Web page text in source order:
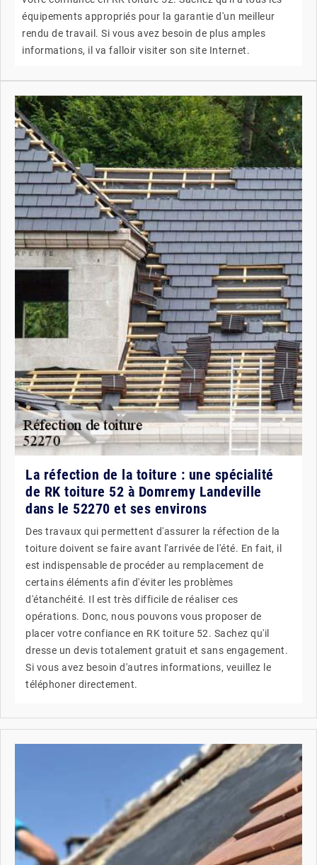
équipements appropriés pour la garantie d'un meilleur
rendu de travail. Si vous avez besoin de plus amples
informations, il va falloir visiter son site Internet.
La réfection de la toiture : une spécialité
de RK toiture 52 à Domremy Landeville
dans le 52270 et ses environs
Des travaux qui permettent d'assurer la réfection de la
toiture doivent se faire avant l'arrivée de l'été. En fait, il
est indispensable de procéder au remplacement de
certains éléments afin d'éviter les problèmes
d'étanchéité. Il est très difficile de réaliser ces
opérations. Donc, nous pouvons vous proposer de
placer votre confiance en RK toiture 52. Sachez qu'il
dresse un devis totalement gratuit et sans engagement.
Si vous avez besoin d'autres informations, veuillez le
téléphoner directement.